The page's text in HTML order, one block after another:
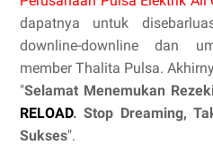
dapatnya untuk
downline-downline dan
member Thalita Pulsa.
"Selamat Menemukan
RELOAD. Stop Dreaming,
Sukses".